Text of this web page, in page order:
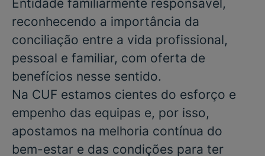
Entidade familiarmente responsável,
reconhecendo a importância da
conciliação entre a vida profissional,
pessoal e familiar, com oferta de
benefícios nesse sentido.
Na CUF estamos cientes do esforço e
empenho das equipas e, por isso,
apostamos na melhoria contínua do
bem-estar e das condições para ter